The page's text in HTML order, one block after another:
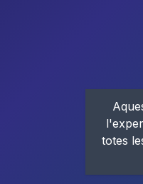
totes